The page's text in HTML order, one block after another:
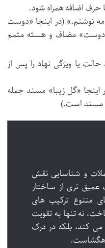
حرف اضافه همراه شود.
نوشتم.» (در اینجا «دوست
مضاف و هسته متمم
یا ویژگی نهاد را پس از
اینجا «گل زیبا» مسند جمله
مسند است.)
و شناسایی نقش
تری از ساختار
متنوع ترکیب های
نه تنها به تقویت
کند، بلکه در درک